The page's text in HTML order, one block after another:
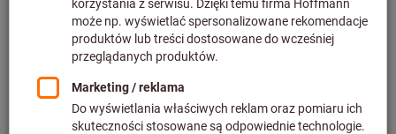
⌀ tulei×szerokość tulei (mm):
45X30 60X30